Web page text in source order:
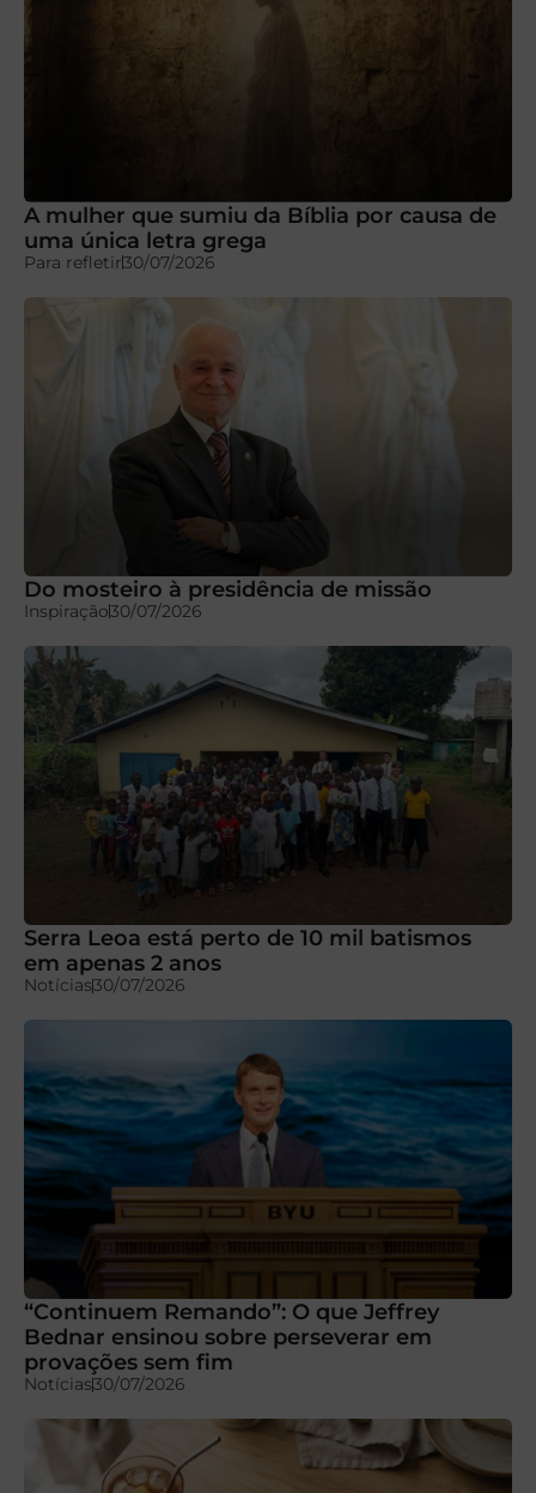
A mulher que sumiu da Bíblia por causa de
uma única letra grega
Para refletir30/07/2026
Do mosteiro à presidência de missão
Inspiração30/07/2026
Serra Leoa está perto de 10 mil batismos
em apenas 2 anos
Notícias30/07/2026
“Continuem Remando”: O que Jeffrey
Bednar ensinou sobre perseverar em
provações sem fim
Notícias30/07/2026